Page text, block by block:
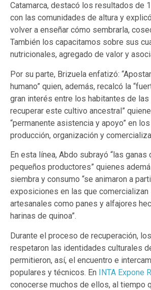
Catamarca, destacó los resultados de
con las comunidades de altura y
volver a enseñar cómo sembrarla,
También los capacitamos sobre sus
nutricionales, agregado de valor y
Por su parte, Brizuela enfatizó:
humano” quien, además, recalcó la
gran interés entre los habitantes de las
recuperar este cultivo ancestral”
“permanente asistencia y apoyo” en
producción, organización y
En esta línea, Abdo subrayó “las
pequeños productores” quienes
siembra y consumo “se animaron a
exposiciones en las que
artesanales como panes y alfajores
harinas de quinoa”.
Durante el proceso de recuperación,
respetaron las identidades culturales
permitieron, así, el encuentro e
populares y técnicos. En INTA Expone
conocerse muchos de ellos, al tiempo